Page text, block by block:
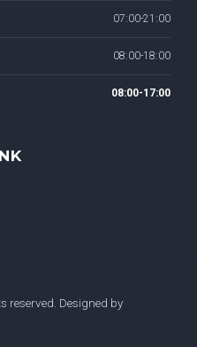
07:00-21:00
08:00-18:00
08:00-17:00
reserved. Designed by